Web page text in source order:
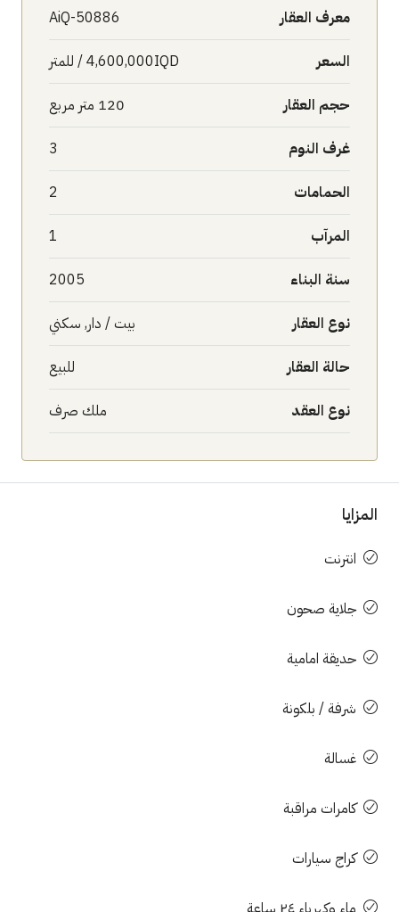
معرف العقار AiQ-50886
السعر 4,600,000IQD / للمتر
حجم العقار 120 متر مربع
غرف النوم 3
الحمامات 2
المرآب 1
سنة البناء 2005
نوع العقار بيت / دار, سكني
حالة العقار للبيع
نوع العقد ملك صرف
المزايا
انترنت
جلاية صحون
حديقة امامية
شرفة / بلكونة
غسالة
كامرات مراقبة
كراج سيارات